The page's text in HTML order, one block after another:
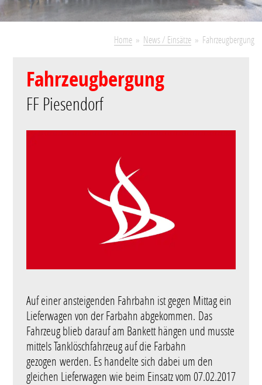
Home News / Einsätze Fahrzeugbergung
Fahrzeugbergung
FF Piesendorf
Auf einer ansteigenden Fahrbahn ist gegen Mittag ein
Lieferwagen von der Farbahn abgekommen. Das
Fahrzeug blieb darauf am Bankett hängen und musste
mittels Tanklöschfahrzeug auf die Farbahn
gezogen werden. Es handelte sich dabei um den
gleichen Lieferwagen wie beim Einsatz vom 07.02.2017